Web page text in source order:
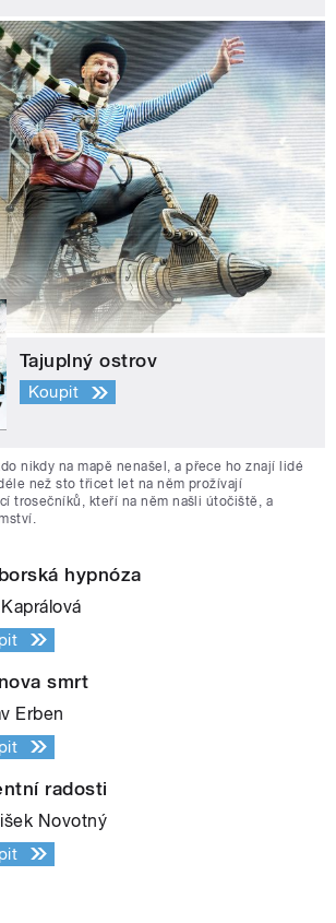
Tajuplný ostrov
Koupit
nikdy na mapě nenašel, a přece ho znají lidé
než sto třicet let na něm prožívají
trosečníků, kteří na něm našli útočiště, a
hypnóza
smrt
Erben
radosti
Novotný